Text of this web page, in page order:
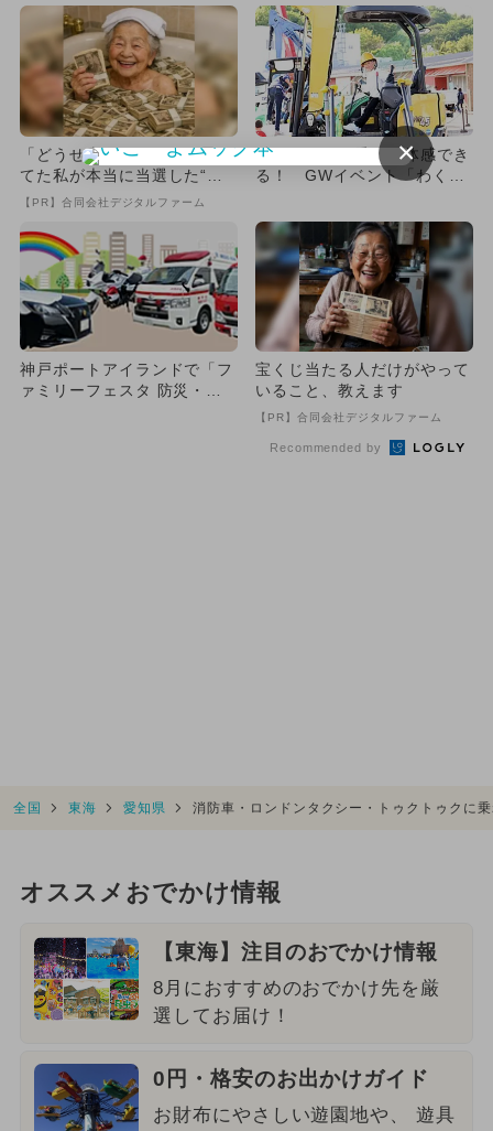
「どうせ当たらない」と思っ
てた私が本当に当選した“買
い方”がこれ
【PR】合同会社デジタルファーム
働くクルマに乗って体感でき
る！ GWイベント「わくわ
神戸ポートアイランドで「フ
ァミリーフェスタ 防災・防
宝くじ当たる人だけがやって
いること、教えます
【PR】合同会社デジタルファーム
Recommended by
全国 東海 愛知県 消防車・ロンドンタクシー・トゥクトゥクに
オススメおでかけ情報
【東海】注目のおでかけ情報
8月におすすめのおでかけ先を厳
選してお届け！
0円・格安のお出かけガイド
お財布にやさしい遊園地や、 遊具
×